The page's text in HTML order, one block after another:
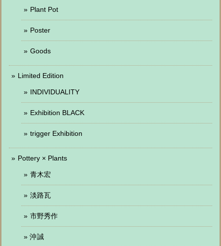
Plant Pot
Poster
Goods
Limited Edition
INDIVIDUALITY
Exhibition BLACK
trigger Exhibition
Pottery × Plants
青木宏
淡路瓦
市野秀作
沖誠